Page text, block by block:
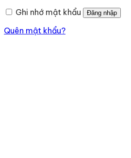
buộc
Ghi nhớ mật khẩu
Đăng nhập
Quên mật khẩu?